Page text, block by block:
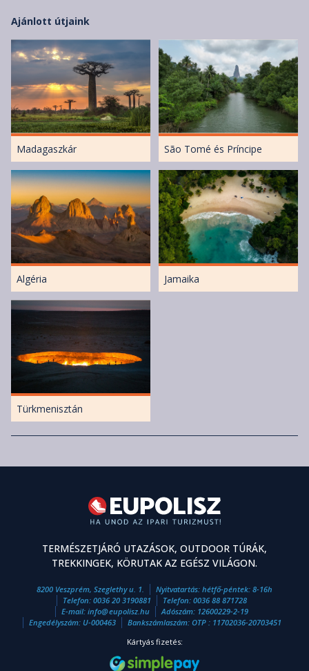
Ajánlott útjaink
Madagaszkár São Tomé és Príncipe
Algéria Jamaika
Türkmenisztán
TERMÉSZETJÁRÓ UTAZÁSOK, OUTDOOR TÚRÁK,
TREKKINGEK, KÖRUTAK AZ EGÉSZ VILÁGON.
8200 Veszprém, Szeglethy u. 1.
Nyitvatartás: hétfő-péntek: 8-16h
Telefon: 0036 20 3190881 Telefon: 0036 88 871728
E-mail: info@eupolisz.hu
Adószám: 12600229-2-19
Engedélyszám: U-000463
Bankszámlaszám: OTP : 11702036-20703451
Kártyás fizetés: